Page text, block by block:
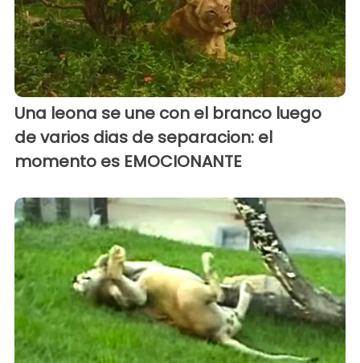
Una leona se une con el branco luego
de varios dias de separacion: el
momento es EMOCIONANTE